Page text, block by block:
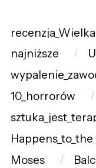
najniższe
10_horrorów
Moses